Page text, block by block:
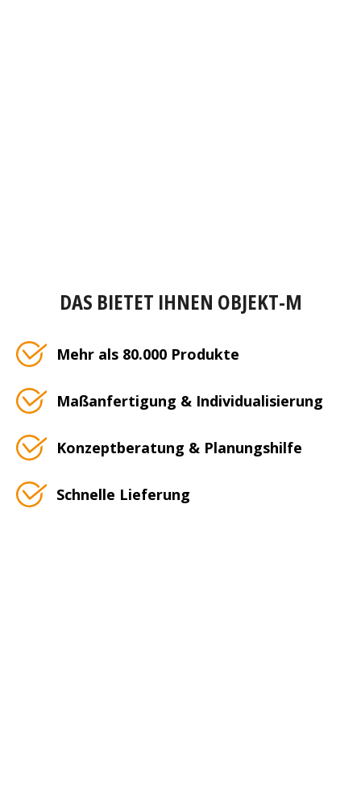
DAS BIETET IHNEN OBJEKT-M
Mehr als 80.000 Produkte
Maßanfertigung & Individualisierung
Konzeptberatung & Planungshilfe
Schnelle Lieferung